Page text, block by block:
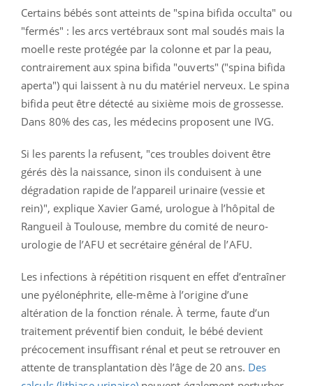
Certains bébés sont atteints de "spina bifida occulta" ou
"fermés" : les arcs vertébraux sont mal soudés mais la
moelle reste protégée par la colonne et par la peau,
contrairement aux spina bifida "ouverts" ("spina bifida
aperta") qui laissent à nu du matériel nerveux. Le spina
bifida peut être détecté au sixième mois de grossesse.
Dans 80% des cas, les médecins proposent une IVG.
Si les parents la refusent, "ces troubles doivent être
gérés dès la naissance, sinon ils conduisent à une
dégradation rapide de l’appareil urinaire (vessie et
rein)", explique Xavier Gamé, urologue à l’hôpital de
Rangueil à Toulouse, membre du comité de neuro-
urologie de l’AFU et secrétaire général de l’AFU.
Les infections à répétition risquent en effet d’entraîner
une pyélonéphrite, elle-même à l’origine d’une
altération de la fonction rénale. À terme, faute d’un
traitement préventif bien conduit, le bébé devient
précocement insuffisant rénal et peut se retrouver en
attente de transplantation dès l’âge de 20 ans. Des